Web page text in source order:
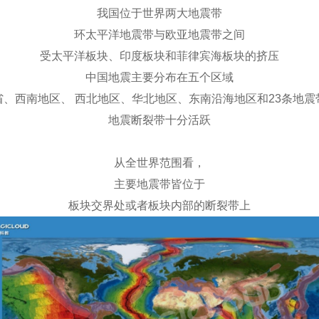
我国位于世界两大地震带
环太平洋地震带与欧亚地震带之间
受太平洋板块、印度板块和菲律宾海板块的挤压
中国地震主要分布在五个区域
、西南地区、 西北地区、华北地区、东南沿海地区和23条地震
地震断裂带十分活跃
从全世界范围看，
主要地震带皆位于
板块交界处或者板块内部的断裂带上